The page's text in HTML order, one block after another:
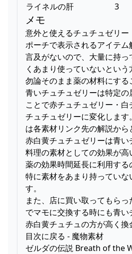
ライネルの肝
3
メモ
意外と使えるチュチュゼリー
ポーチで表示されるアイテ
言及がないので、大量に持
くあまり使っていないという
勿論そのまま薬の材料にする
青いチュチュゼリーは特定の
ことで赤チュチュゼリー・
チュチュゼリーに変化しま
は各素材リンク先の解説から
赤白黄チュチュゼリーは青い
料理の素材としての効果が高
薬の効果時間延長に利用する
特に素材をあまり持っていな
す。
また、店に買い取ってもら
でマモに交換する時にも青い
赤白黄チュチュの方が高く換
目次に戻る - 魔物素材
ゼルダの伝説 Breath of the